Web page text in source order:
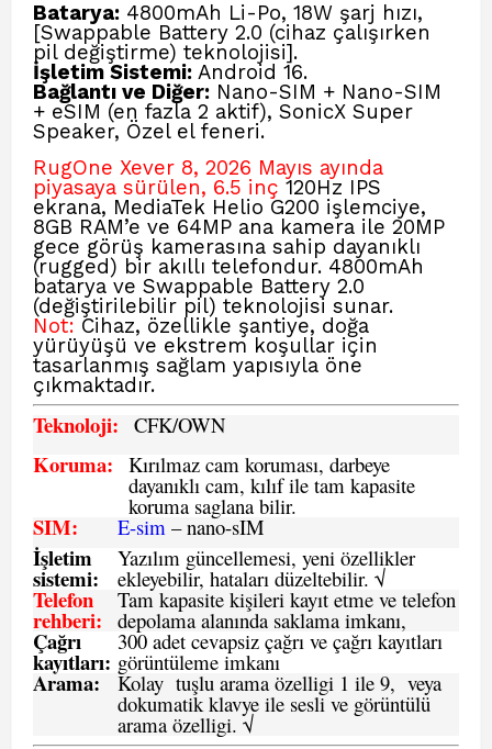
Batarya: 4800mAh Li-Po, 18W şarj hızı,
[Swappable Battery 2.0 (cihaz çalışırken
pil değiştirme) teknolojisi].
İşletim Sistemi: Android 16.
Bağlantı ve Diğer: Nano-SIM + Nano-SIM
+ eSIM (en fazla 2 aktif), SonicX Super
Speaker, Özel el feneri.
RugOne Xever 8, 2026 Mayıs ayında
piyasaya sürülen, 6.5 inç 120Hz IPS
ekrana, MediaTek Helio G200 işlemciye,
8GB RAM’e ve 64MP ana kamera ile 20MP
gece görüş kamerasına sahip dayanıklı
(rugged) bir akıllı telefondur. 4800mAh
batarya ve Swappable Battery 2.0
(değiştirilebilir pil) teknolojisi sunar.
Not: Cihaz, özellikle şantiye, doğa
yürüyüşü ve ekstrem koşullar için
tasarlanmış sağlam yapısıyla öne
çıkmaktadır.
Teknoloji: CFK/OWN
Koruma: Kırılmaz cam koruması, darbeye
dayanıklı cam, kılıf ile tam kapasite
koruma saglana bilir.
SIM: E-sim – nano-sIM
İşletim
sistemi:
Yazılım güncellemesi, yeni özellikler
ekleyebilir, hataları düzeltebilir. √
Telefon
rehberi:
Tam kapasite kişileri kayıt etme ve telefon
depolama alanında saklama imkanı,
Çağrı
kayıtları:
300 adet cevapsiz çağrı ve çağrı kayıtları
görüntüleme imkanı
Arama: Kolay tuşlu arama özelligi 1 ile 9, veya
dokumatik klavye ile sesli ve görüntülü
arama özelligi. √